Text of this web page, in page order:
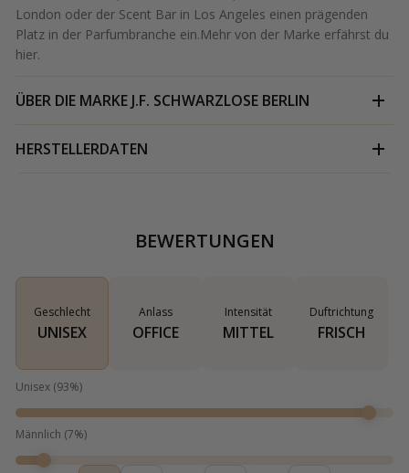
London oder der Scent Bar in Los Angeles einen prägenden
Platz in der Parfumbranche ein.Mehr von der Marke erfährst du
hier.
ÜBER DIE MARKE J.F. SCHWARZLOSE BERLIN
HERSTELLERDATEN
BEWERTUNGEN
Geschlecht
UNISEX
Anlass
OFFICE
Intensität
MITTEL
Duftrichtung
FRISCH
Unisex (93%)
Männlich (7%)